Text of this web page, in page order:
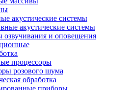
акустические системы
акустические системы
озвучивания и оповещения
процессоры
розового шума
обработка
приборы